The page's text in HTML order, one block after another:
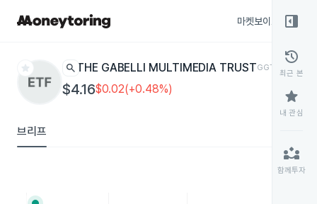
마켓보이스
star search THE GABELLI MULTIMEDIA TRUSTGGT ETF
$4.16$0.02(+0.48%)
브리프
right_panel_open
history
최근 본
star
내 관심
partner_exchange
함께투자